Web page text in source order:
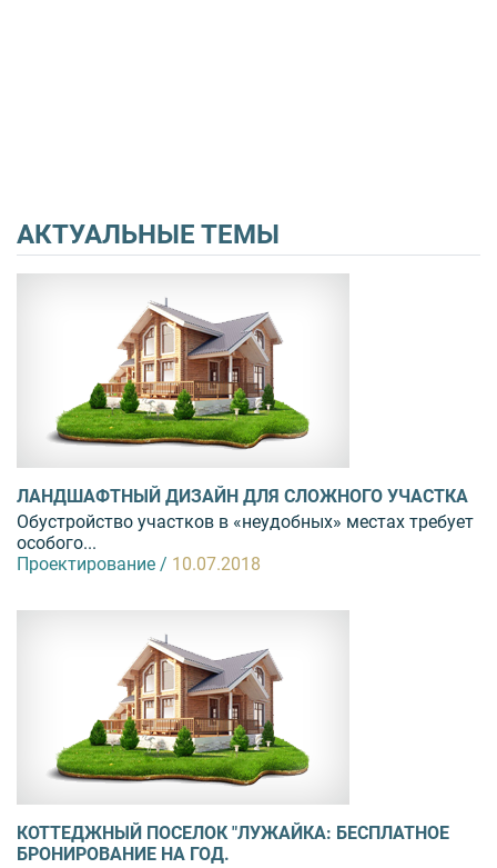
АКТУАЛЬНЫЕ ТЕМЫ
ЛАНДШАФТНЫЙ ДИЗАЙН ДЛЯ СЛОЖНОГО УЧАСТКА
Обустройство участков в «неудобных» местах требует
особого...
Проектирование / 10.07.2018
КОТТЕДЖНЫЙ ПОСЕЛОК "ЛУЖАЙКА: БЕСПЛАТНОЕ
БРОНИРОВАНИЕ НА ГОД.